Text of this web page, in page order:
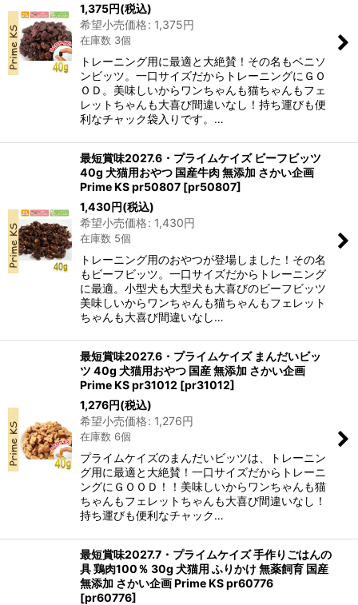
1,375円(税込)
希望小売価格: 1,375円
在庫数 3個
トレーニング用に最適と大絶賛！その名もベニソ
ンビッツ。一口サイズだからトレーニングにＧＯ
ＯＤ。美味しいからワンちゃんも猫ちゃんもフェ
レットちゃんも大喜び間違いなし！持ち運びも便
利なチャック袋入りです。…
最短賞味2027.6・プライムケイズ ビーフビッツ
40g 犬猫用おやつ 国産牛肉 無添加 さかい企画
Prime KS pr50807 [pr50807]
1,430円(税込)
希望小売価格: 1,430円
在庫数 5個
トレーニング用のおやつが登場しました！その名
もビーフビッツ。一口サイズだからトレーニング
に最適。小型犬も大型犬も大喜びのビーフビッツ
美味しいからワンちゃんも猫ちゃんもフェレット
ちゃんも大喜び間違いなし…
最短賞味2027.6・プライムケイズ まんだいビッ
ツ 40g 犬猫用おやつ 国産 無添加 さかい企画
Prime KS pr31012 [pr31012]
1,276円(税込)
希望小売価格: 1,276円
在庫数 6個
プライムケイズのまんだいビッツは、トレーニン
グ用に最適と大絶賛！一口サイズだからトレーニ
ングにＧＯＯＤ！！美味しいからワンちゃんも猫
ちゃんもフェレットちゃんも大喜び間違いなし！
持ち運びも便利なチャック…
最短賞味2027.7・プライムケイズ 手作りごはんの
具 鶏肉100％ 30g 犬猫用 ふりかけ 無薬飼育 国産
無添加 さかい企画 Prime KS pr60776
[pr60776]